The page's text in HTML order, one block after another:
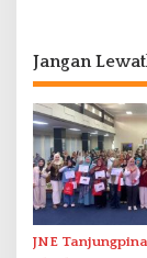
Jangan
JNE